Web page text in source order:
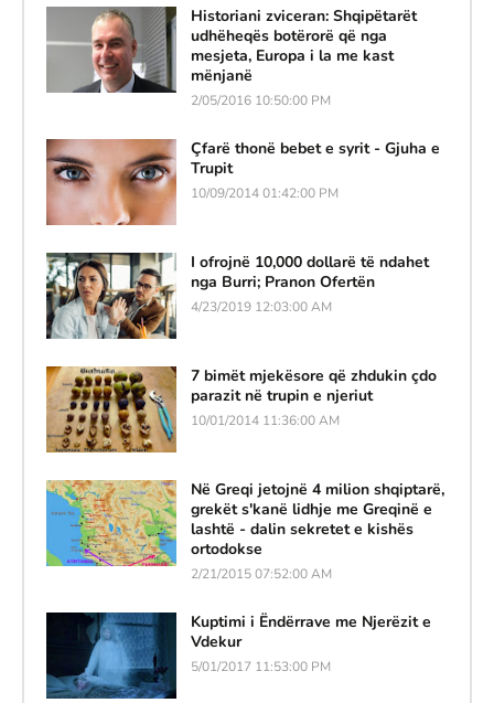
Historiani zviceran: Shqipëtarët
udhëheqës botërorë që nga
mesjeta, Europa i la me kast
mënjanë
2/05/2016 10:50:00 PM
Çfarë thonë bebet e syrit - Gjuha e
Trupit
10/09/2014 01:42:00 PM
I ofrojnë 10,000 dollarë të ndahet
nga Burri; Pranon Ofertën
4/23/2019 12:03:00 AM
7 bimët mjekësore që zhdukin çdo
parazit në trupin e njeriut
10/01/2014 11:36:00 AM
Në Greqi jetojnë 4 milion shqiptarë,
grekët s'kanë lidhje me Greqinë e
lashtë - dalin sekretet e kishës
ortodokse
2/21/2015 07:52:00 AM
Kuptimi i Ëndërrave me Njerëzit e
Vdekur
5/01/2017 11:53:00 PM